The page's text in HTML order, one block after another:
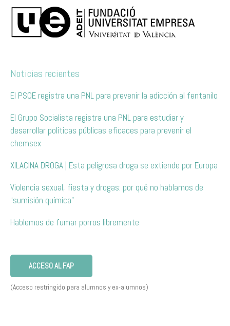
Noticias recientes
El PSOE registra una PNL para prevenir la adicción al fentanilo
El Grupo Socialista registra una PNL para estudiar y
desarrollar políticas públicas eficaces para prevenir el
chemsex
XILACINA DROGA | Esta peligrosa droga se extiende por Europa
Violencia sexual, fiesta y drogas: por qué no hablamos de
“sumisión química”
Hablemos de fumar porros libremente
ACCESO AL FAP
(Acceso restringido para alumnos y ex-alumnos)